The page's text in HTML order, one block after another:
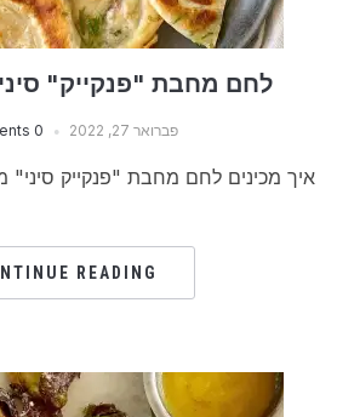
לחם מחבת "פנקייק"
פברואר 27, 2022 0 comments
איך מכינים לחם מחבת "פנקייק
READING